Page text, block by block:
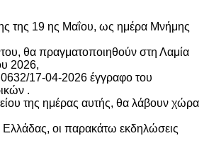
της 19 ης Μαΐου, ως ημέρα Μνήμης
θα πραγματοποιηθούν στη Λαμία
2026,
17-04-2026 έγγραφο του
.
της ημέρας αυτής, θα λάβουν χώρα
Ελλάδας, οι παρακάτω εκδηλώσεις